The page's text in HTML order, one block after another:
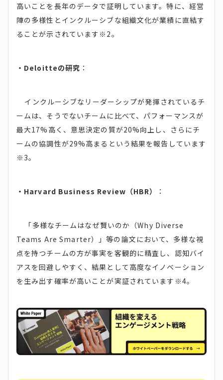
高いことを長年のデータで証明しています。特に、経営
陣の多様性とインクルーシブな組織文化が業績に直結す
ることが示されています※2。
・Deloitteの研究 ：
インクルーシブなリーダーシップが発揮されているチ
ームは、そうでないチームに比べて、パフォーマンスが
最大17%高く、意思決定の質が20%向上し、さらにチ
ームの協調性が29%高まるという結果を報告しています
※3。
・Harvard Business Review（HBR） ：
「多様なチームはなぜ賢いのか（Why Diverse
Teams Are Smarter）」等の論文において、多様な視
点を持つチームの方が事実を客観的に精査し、認知バイ
アスを回避しやすく、結果として高度なイノベーション
を生み出す確率が高いことが実証されています※4。